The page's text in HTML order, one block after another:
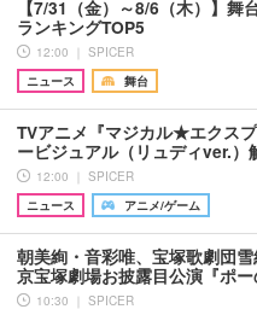
【7/31（金）～8/6（木）】舞
ランキングTOP5
12:00 ｜ SPICER
ニュース
舞台
TVアニメ『マジカル★エクス
ービジュアル（リュディver.）
12:00 ｜ SPICER
ニュース
アニメ/ゲーム
朝美絢・音彩唯、宝塚歌劇団
京宝塚劇場お披露目公演『ポ
10:30 ｜ SPICER